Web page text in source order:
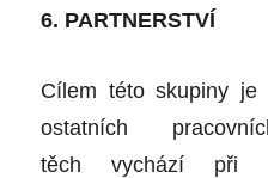
6. PARTNERSTVÍ
Cílem této skupiny je
ostatních
těch vychází při